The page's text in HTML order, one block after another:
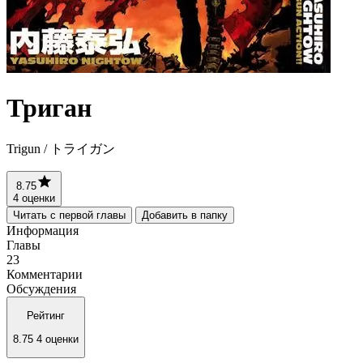
Триган
Trigun / トライガン
8.75
4 оценки
Читать с первой главы
Добавить в папку
Информация
Главы
23
Комментарии
Обсуждения
Рейтинг
8.75 4 оценки